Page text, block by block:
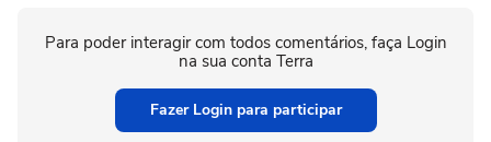
Para poder interagir com todos comentários, faça Login
na sua conta Terra
Fazer Login para participar